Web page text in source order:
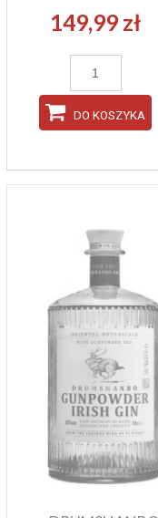
149,99 zł
DO KOSZYKA